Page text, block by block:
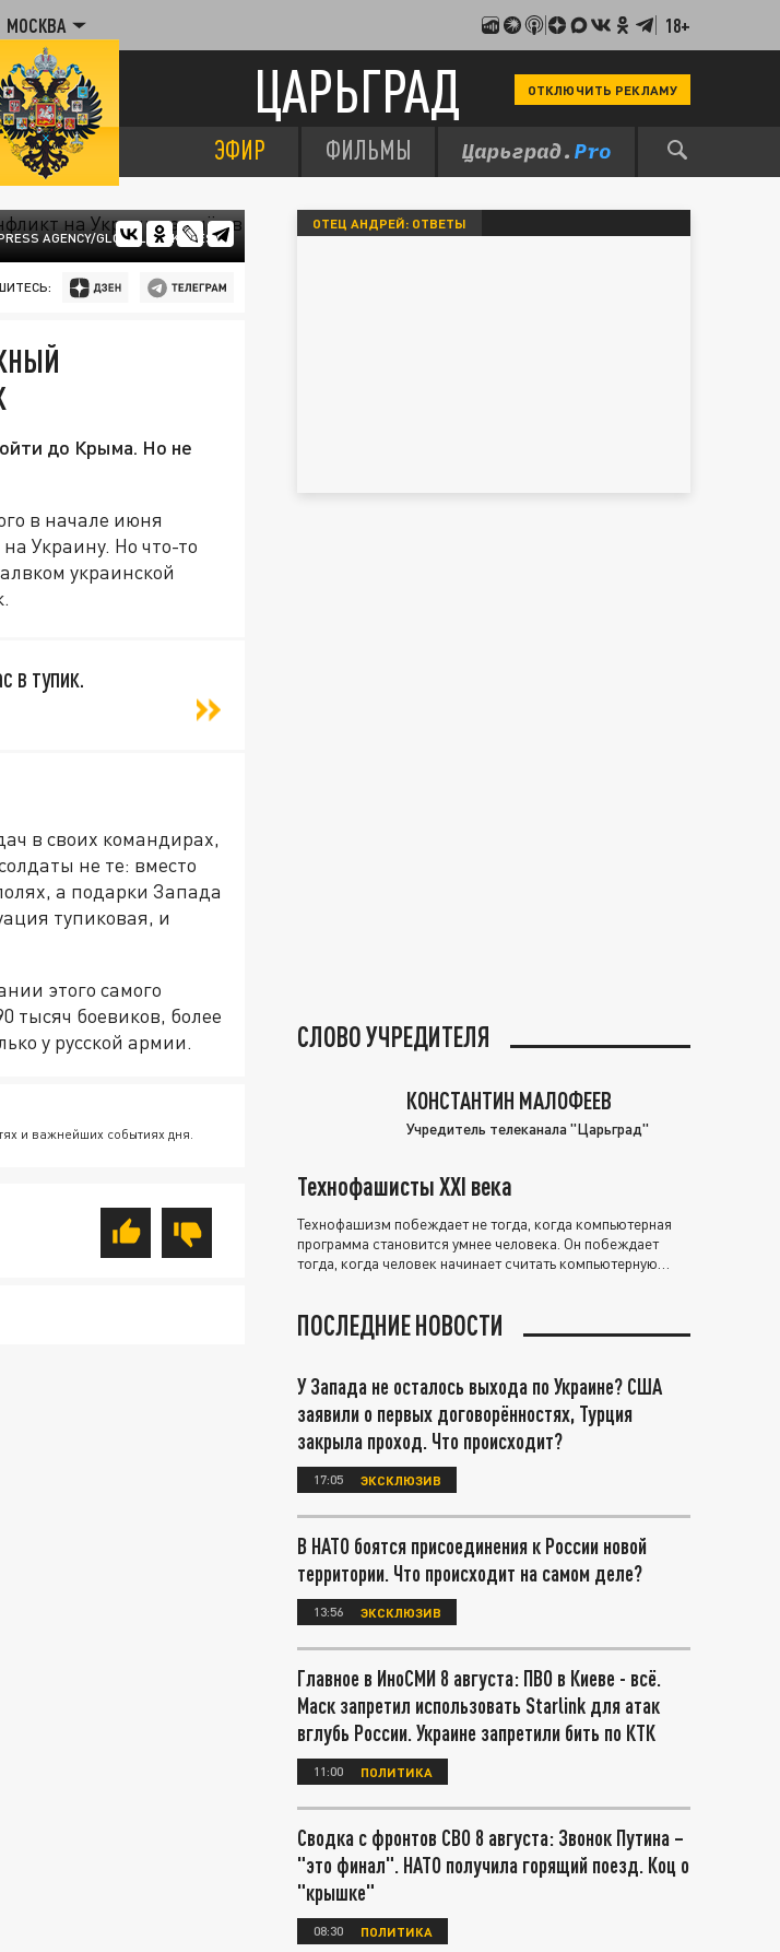
МОСКВА 18+
ЦАРЬГРАД ОТКЛЮЧИТЬ РЕКЛАМУ
ЭФИР ФИЛЬМЫ
AGENCY/GLOBALLOOKPRESS
до Крыма. Но не
в начале июня
Украину. Но что-то
украинской
в тупик.
в своих командирах,
не те: вместо
а подарки Запада
тупиковая, и
этого самого
тысяч боевиков, более
у русской армии.
и важнейших событиях дня.
ОТЕЦ АНДРЕЙ: ОТВЕТЫ
СЛОВО УЧРЕДИТЕЛЯ
КОНСТАНТИН МАЛОФЕЕВ
Учредитель телеканала "Царьград"
Технофашисты XXI века
Технофашизм побеждает не тогда, когда компьютерная
программа становится умнее человека. Он побеждает
тогда, когда человек начинает считать компьютерную
ПОСЛЕДНИЕ НОВОСТИ
У Запада не осталось выхода по Украине? США
заявили о первых договорённостях, Турция
закрыла проход. Что происходит?
17:05 ЭКСКЛЮЗИВ
В НАТО боятся присоединения к России новой
территории. Что происходит на самом деле?
13:56 ЭКСКЛЮЗИВ
Главное в ИноСМИ 8 августа: ПВО в Киеве - всё.
Маск запретил использовать Starlink для атак
вглубь России. Украине запретили бить по КТК
11:00 ПОЛИТИКА
Сводка с фронтов СВО 8 августа: Звонок Путина –
"это финал". НАТО получила горящий поезд. Коц о
"крышке"
08:30 ПОЛИТИКА